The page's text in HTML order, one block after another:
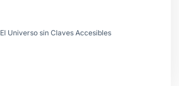
El Universo sin Claves Accesibles